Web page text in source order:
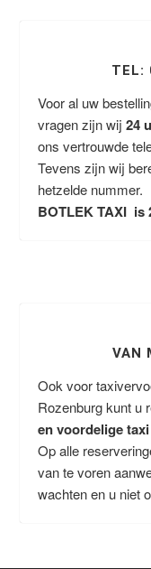
TEL:
Voor al uw
vragen zijn wij 24
ons vertrouwde
Tevens zijn wij
hetzelde nummer.
BOTLEK TAXI is
VAN
Ook voor
Rozenburg kunt u
en voordelige
Op alle
van te voren
wachten en u niet